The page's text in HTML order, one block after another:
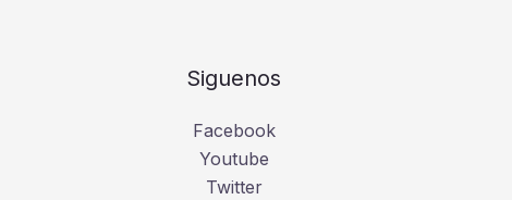
Siguenos
Facebook
Youtube
Twitter